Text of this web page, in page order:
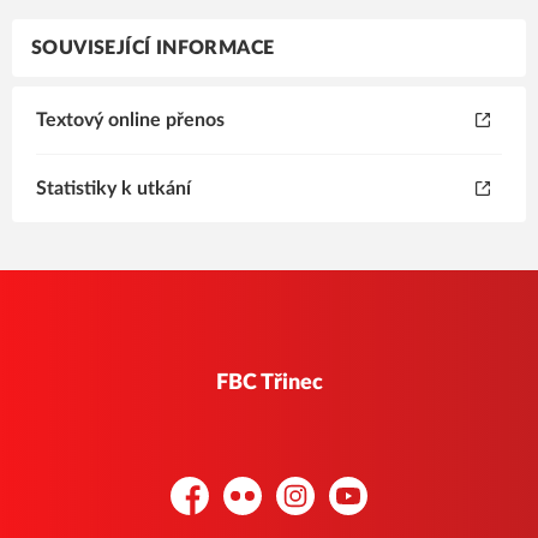
SOUVISEJÍCÍ INFORMACE
Textový online přenos
Statistiky k utkání
FBC Třinec
FacebookFlickr InstagramYouTube